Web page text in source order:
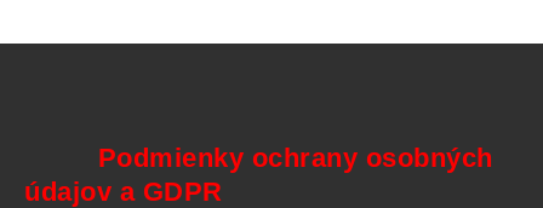
Podmienky ochrany osobných
údajov a GDPR